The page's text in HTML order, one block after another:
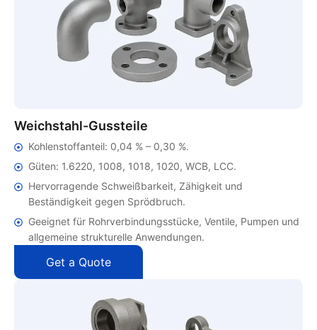
Weichstahl-Gussteile
Kohlenstoffanteil: 0,04 % – 0,30 %.
Güten: 1.6220, 1008, 1018, 1020, WCB, LCC.
Hervorragende Schweißbarkeit, Zähigkeit und
Beständigkeit gegen Sprödbruch.
Geeignet für Rohrverbindungsstücke, Ventile, Pumpen und
allgemeine strukturelle Anwendungen.
Get a Quote